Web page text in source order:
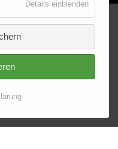
511
Details einblenden